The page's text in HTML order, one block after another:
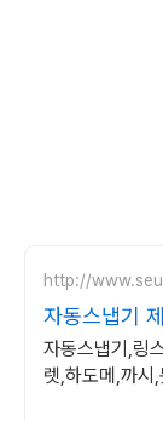
http://
자동스냅기
자동스냅기,링
렛,하도메,까시